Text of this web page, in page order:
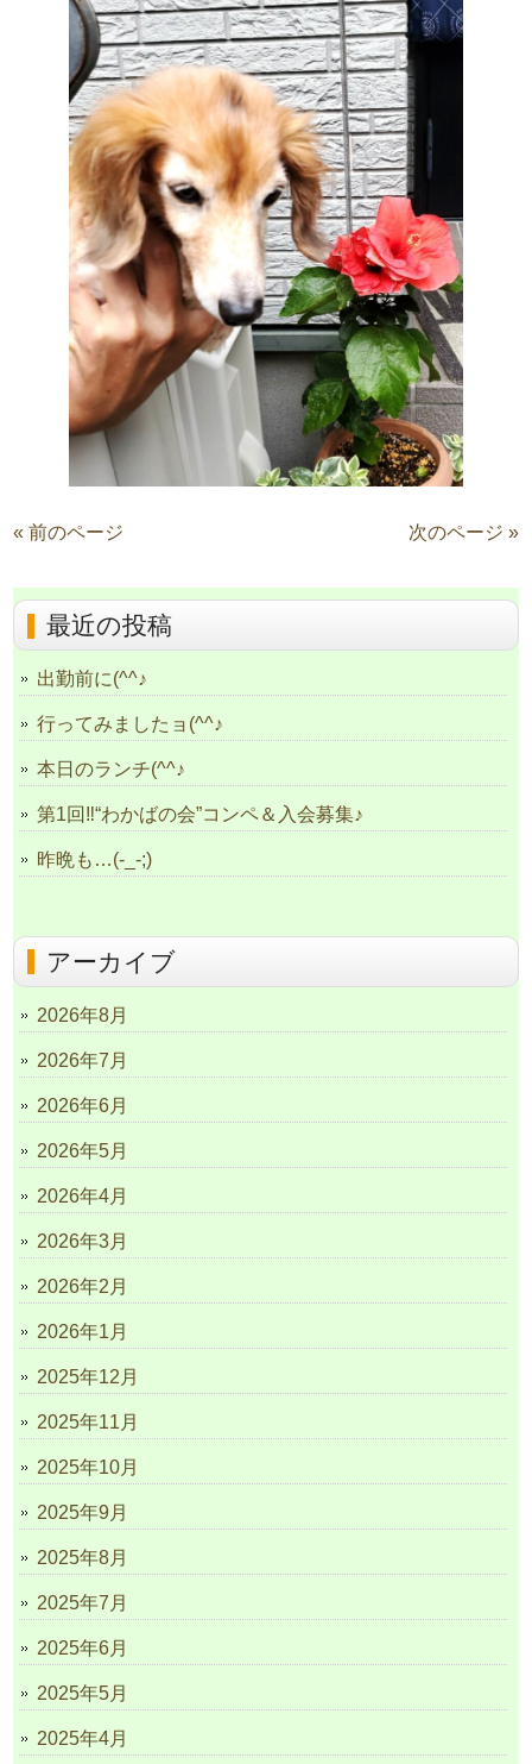
« 前のページ 次のページ »
最近の投稿
出勤前に(^^♪
行ってみましたョ(^^♪
本日のランチ(^^♪
第1回‼“わかばの会”コンペ＆入会募集♪
昨晩も…(-_-;)
アーカイブ
2026年8月
2026年7月
2026年6月
2026年5月
2026年4月
2026年3月
2026年2月
2026年1月
2025年12月
2025年11月
2025年10月
2025年9月
2025年8月
2025年7月
2025年6月
2025年5月
2025年4月